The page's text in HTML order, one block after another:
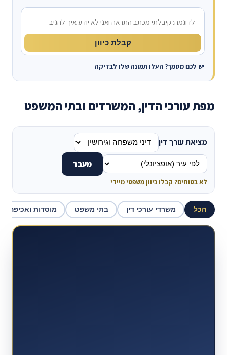
מה קרה?
קבלת כיוון
יש לכם מסמך? העלו תמונה שלו לבדיקה
מפת עורכי הדין, המשרדים ובתי המשפט
מציאת עורך דין
מעבר
לא בטוחים? קבלו כיוון משפטי מיידי
הכל משרדי עורכי דין בתי משפט מוסדות ואכיפה